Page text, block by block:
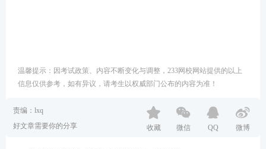
温馨提示：因考试政策、内容不断变化与调整，233网校网站提供的以上
信息仅供参考，如有异议，请考生以权威部门公布的内容为准！
责编：lxq
好文章需要你的分享
收藏 微信 QQ 微博